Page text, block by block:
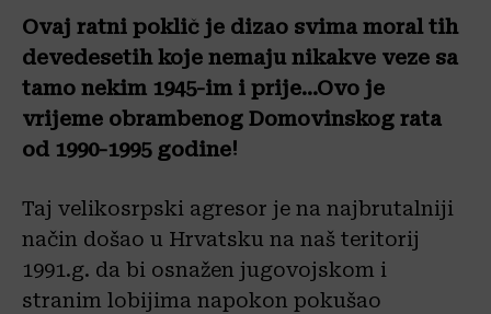
Ovaj ratni poklič je dizao svima moral tih
devedesetih koje nemaju nikakve veze sa
tamo nekim 1945-im i prije…Ovo je
vrijeme obrambenog Domovinskog rata
od 1990-1995 godine!
Taj velikosrpski agresor je na najbrutalniji
način došao u Hrvatsku na naš teritorij
1991.g. da bi osnažen jugovojskom i
stranim lobijima napokon pokušao